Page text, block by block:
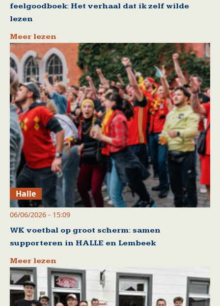
feelgoodboek: Het verhaal dat ik zelf wilde
lezen
Meer lezen
Halle
06/06/2026 - 15:09
WK voetbal op groot scherm: samen
supporteren in HALLE en Lembeek
Meer lezen